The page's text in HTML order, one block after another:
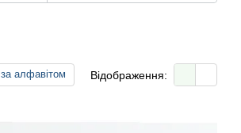
за алфавітом Відображення: